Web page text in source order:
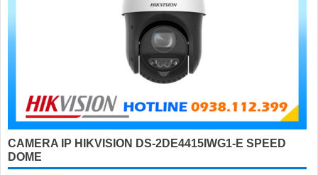
CAMERA IP HIKVISION DS-2DE4415IWG1-E SPEED
DOME